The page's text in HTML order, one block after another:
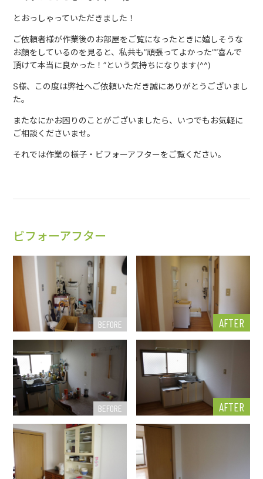
とおっしゃっていただきました！
ご依頼者様が作業後のお部屋をご覧になったときに嬉しそうな
お顔をしているのを見ると、私共も”頑張ってよかった””喜んで
頂けて本当に良かった！”という気持ちになります(^^)
S様、この度は弊社へご依頼いただき誠にありがとうございまし
た。
またなにかお困りのことがございましたら、いつでもお気軽に
ご相談くださいませ。
それでは作業の様子・ビフォーアフターをご覧ください。
ビフォーアフター
BEFORE AFTER
BEFORE AFTER